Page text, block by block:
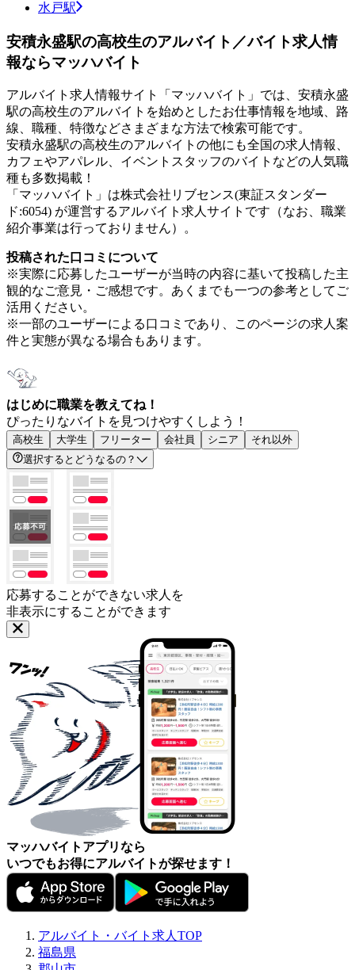
水戸駅
安積永盛駅の高校生のアルバイト／バイト求人情
報ならマッハバイト
アルバイト求人情報サイト「マッハバイト」では、安積永盛
駅の高校生のアルバイトを始めとしたお仕事情報を地域、路
線、職種、特徴などさまざまな方法で検索可能です。
安積永盛駅の高校生のアルバイトの他にも全国の求人情報、
カフェやアパレル、イベントスタッフのバイトなどの人気職
種も多数掲載！
「マッハバイト」は株式会社リブセンス(東証スタンダー
ド:6054) が運営するアルバイト求人サイトです（なお、職業
紹介事業は行っておりません）。
投稿された口コミについて
※実際に応募したユーザーが当時の内容に基いて投稿した主
観的なご意見・ご感想です。あくまでも一つの参考としてご
活用ください。
※一部のユーザーによる口コミであり、このページの求人案
件と実態が異なる場合もあります。
はじめに職業を教えてね！
ぴったりなバイトを見つけやすくしよう！
高校生 大学生 フリーター 会社員 シニア
それ以外
選択するとどうなるの？
応募することができない求人を
非表示にすることができます
マッハバイトアプリなら
いつでもお得にアルバイトが探せます！
アルバイト・バイト求人TOP
福島県